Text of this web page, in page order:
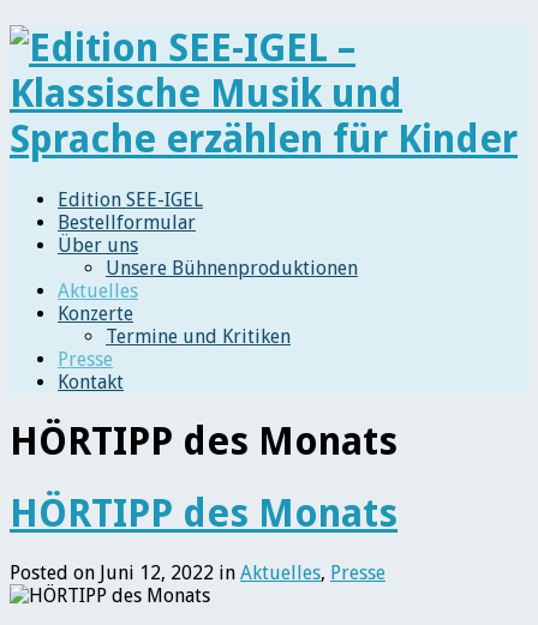
Edition SEE-IGEL
Bestellformular
Über uns
Unsere Bühnenproduktionen
Aktuelles
Konzerte
Termine und Kritiken
Presse
Kontakt
HÖRTIPP des Monats
HÖRTIPP des Monats
Posted on Juni 12, 2022 in Aktuelles, Presse